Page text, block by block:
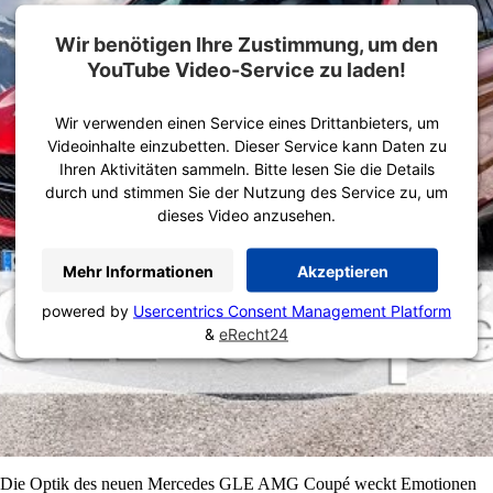
Wir benötigen Ihre Zustimmung, um den
YouTube Video-Service zu laden!
Wir verwenden einen Service eines Drittanbieters, um
Videoinhalte einzubetten. Dieser Service kann Daten zu
Ihren Aktivitäten sammeln. Bitte lesen Sie die Details
durch und stimmen Sie der Nutzung des Service zu, um
dieses Video anzusehen.
Mehr Informationen Akzeptieren
powered by Usercentrics Consent Management Platform
& eRecht24
Die Optik des neuen Mercedes GLE AMG Coupé weckt Emotionen